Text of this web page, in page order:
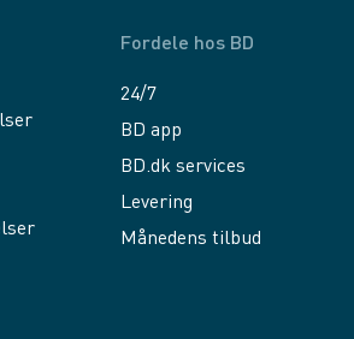
Fordele hos BD
24/7
BD app
BD.dk services
Levering
Månedens tilbud